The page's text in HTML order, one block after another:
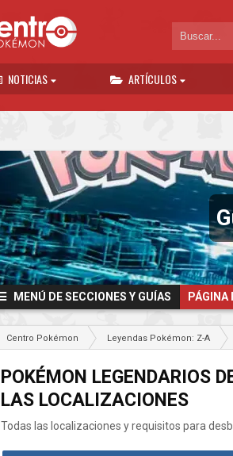
NOTICIAS ARTÍCULOS
MENÚ DE SECCIONES Y GUÍAS PÁGINA
Centro Pokémon Leyendas Pokémon: Z-A
POKÉMON LEGENDARIOS
LAS LOCALIZACIONES
Todas las localizaciones y requisitos para